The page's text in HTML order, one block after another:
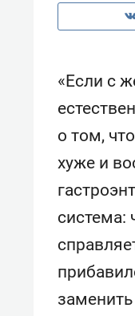
«Если с
о том,
хуже и
система:
создают